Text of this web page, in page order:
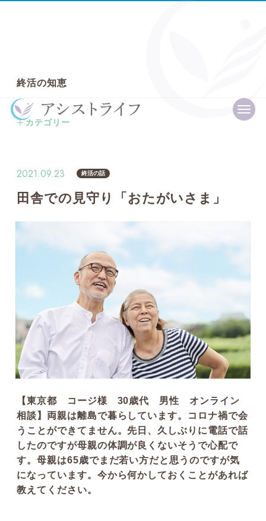
終活の知恵
カテゴリー
終活プライベートレッスン
終活の話
信託の話
エンディングノート
葬式の話
お客様の声
その他のお話
2021.09.23 終活の話
田舎での見守り「おたがいさま」
【東京都 コージ様 30歳代 男性 オンライン
相談】両親は離島で暮らしています。コロナ禍で会
うことができてません。先日、久しぶりに電話で話
したのですが母親の体調が良くないそうで心配で
す。母親は65歳でまだ若い方だと思うのですが気
になっています。今から何かしておくことがあれば
教えてください。